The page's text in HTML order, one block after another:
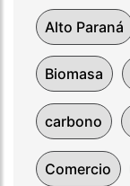
Alto Paraná
Biomasa
carbono
Comercio